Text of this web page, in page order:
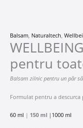
Balsam Naturaltech
pentru
Balsam zilnic pentru un păr
Formulat pentru a
60 ml | 150 ml | 1000 ml